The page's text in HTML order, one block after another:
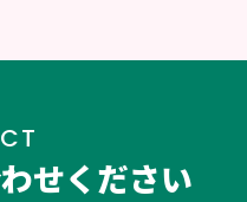
せください